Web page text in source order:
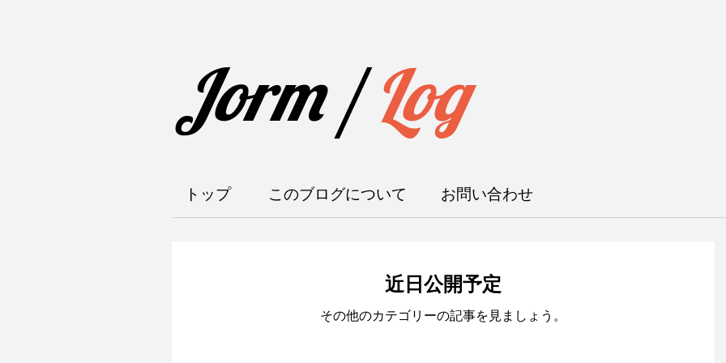
Jorm /Log
トップ このブログについて お問い合わせ
近日公開予定
その他のカテゴリーの記事を見ましょう。